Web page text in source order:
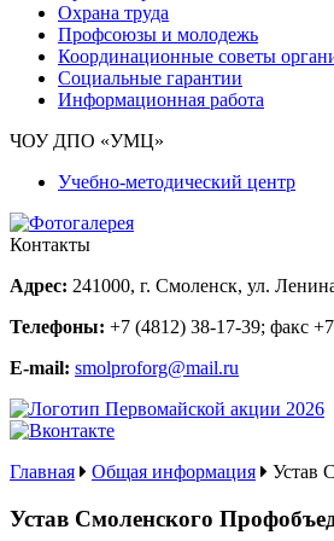
Охрана труда
Профсоюзы и молодежь
Координационные советы
Социальные гарантии
Информационная работа
ЧОУ ДПО «УМЦ»
Учебно-методический центр
Контакты
Адрес: 241000, г. Смоленск, ул.
Телефоны: +7 (4812) 38-17-39; факс
E-mail: smolproforg@mail.ru
Главная Общая информация Устав
Устав Смоленского